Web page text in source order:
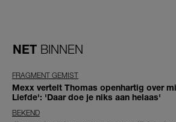
NET BINNEN
FRAGMENT GEMIST
Mexx vertelt Thomas openhartig over
Liefde': 'Daar doe je niks aan helaas'
BEKEND